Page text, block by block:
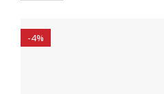
-4%